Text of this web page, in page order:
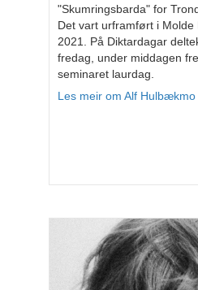
"Skumringsbarda" for
Det vart urframført i Molde
2021. På Diktardagar
fredag, under middagen
seminaret laurdag.
Les meir om Alf Hulbækmo